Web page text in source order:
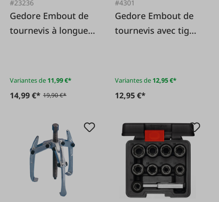
#23236
Gedore Embout de
tournevis à longue
Variantes de 11,99 €*
14,99 €* 19,90 €*
#4301
Gedore Embout de
tournevis avec tige
Variantes de 12,95 €*
12,95 €*